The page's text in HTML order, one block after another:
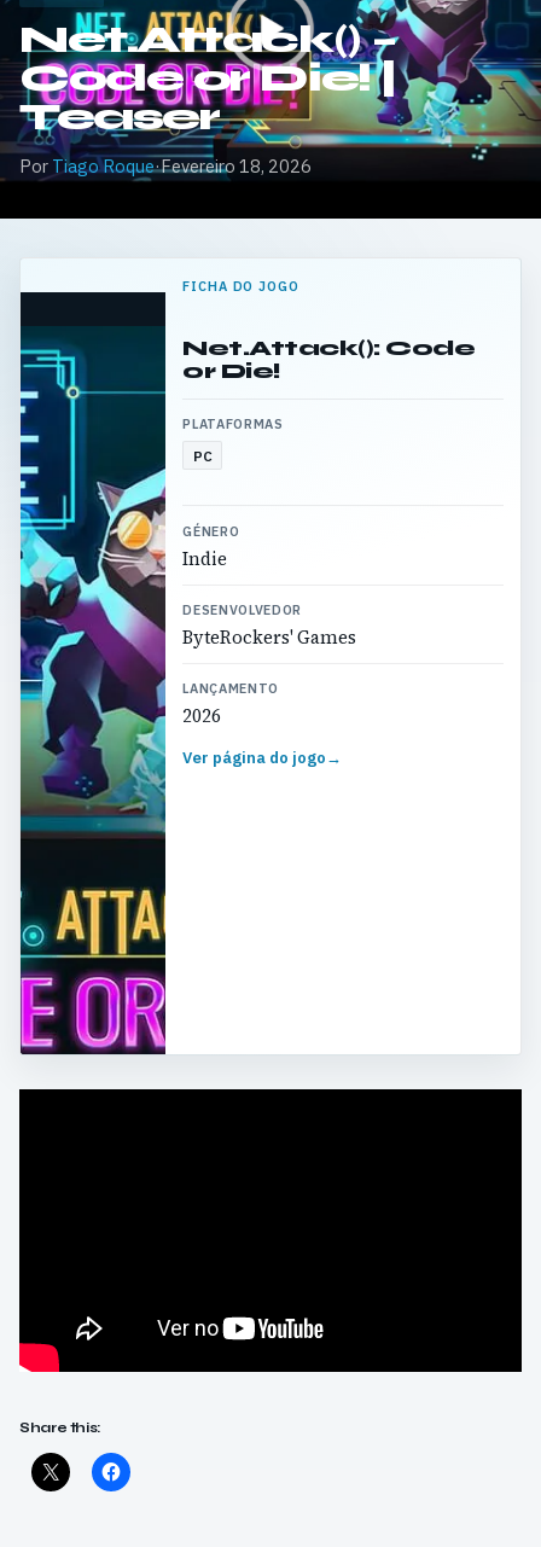
Net.Attack() –
Code or Die! |
Teaser
Por Tiago Roque·Fevereiro 18, 2026
FICHA DO JOGO
Net.Attack(): Code
or Die!
PLATAFORMAS
PC
GÉNERO
Indie
DESENVOLVEDOR
ByteRockers' Games
LANÇAMENTO
2026
Ver página do jogo→
Share this: